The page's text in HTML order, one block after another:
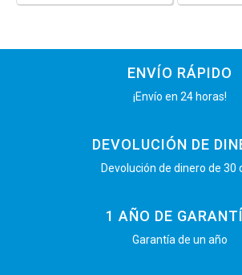
ENVÍO RÁPIDO
¡Envío en 24 horas!
DEVOLUCIÓN DE
Devolución de dinero de 30
1 AÑO DE
Garantía de un año